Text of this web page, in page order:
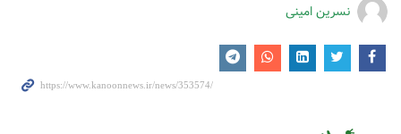
نسرین امینی